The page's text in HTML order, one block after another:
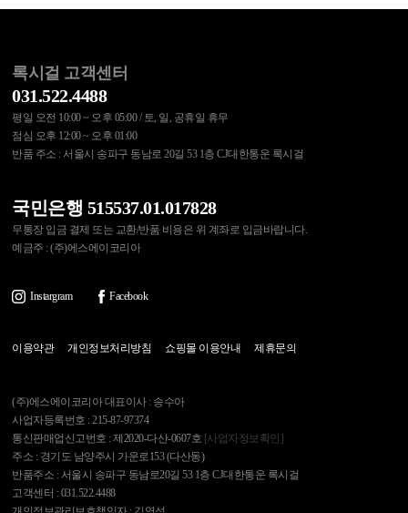
록시걸 고객센터
031.522.4488
평일 오전 10:00 ~ 오후 05:00 / 토, 일, 공휴일 휴무
점심 오후 12:00 ~ 오후 01:00
반품 주소 : 서울시 송파구 동남로 20길 53 1층 CJ대한통운 록시걸
국민은행 515537.01.017828
무통장 입금 결제 또는 교환/반품 비용은 위 계좌로 입금바랍니다.
예금주 : (주)에스에이코리아
Instargram Facebook
이용약관 개인정보처리방침 쇼핑몰 이용안내 제휴문의
(주)에스에이코리아 대표이사 : 송수아
사업자등록번호 : 215-87-97374
통신판매업신고번호 : 제2020-다산-0607호 [사업자정보확인]
주소 : 경기도 남양주시 가운로153 (다산동)
반품주소 : 서울시 송파구 동남로20길 53 1층 CJ대한통운 록시걸
고객센터 : 031.522.4488